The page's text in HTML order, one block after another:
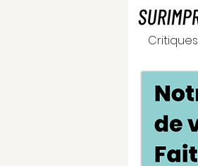
Critiques